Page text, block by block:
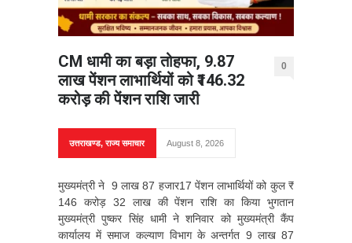
CM धामी का बड़ा तोहफा, 9.87
लाख पेंशन लाभार्थियों को ₹146.32
करोड़ की पेंशन राशि जारी
0
उत्तराखण्ड,राज्य समाचार August 8, 2026
मुख्यमंत्री ने 9 लाख 87 हजार17 पेंशन लाभार्थियों को कुल ₹
146 करोड़ 32 लाख की पेंशन राशि का किया भुगतान
मुख्यमंत्री पुष्कर सिंह धामी ने शनिवार को मुख्यमंत्री कैंप
कार्यालय में समाज कल्याण विभाग के अन्तर्गत 9 लाख 87